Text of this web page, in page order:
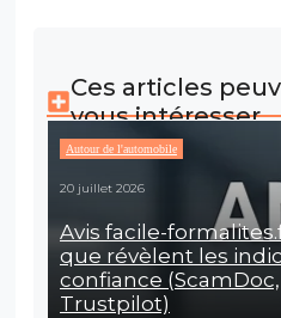
Ces articles
vous intéresser
Autour de l'automobile
20 juillet 2026
Avis facile-
que révèlent les
confiance (ScamDoc,
Trustpilot)